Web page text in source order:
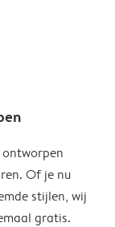
Of je nu
stijlen, wij
gratis.